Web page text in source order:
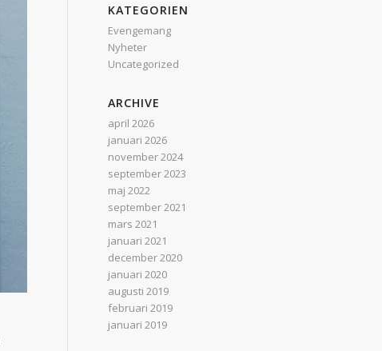
KATEGORIEN
Evengemang
Nyheter
Uncategorized
ARCHIVE
april 2026
januari 2026
november 2024
september 2023
maj 2022
september 2021
mars 2021
januari 2021
december 2020
januari 2020
augusti 2019
februari 2019
januari 2019